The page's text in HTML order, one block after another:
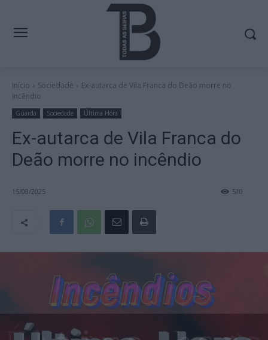
Início Sociedade
Ex-autarca de Vila Franca do Deão morre no
incêndio
Guarda Sociedade Última Hora
Ex-autarca de Vila Franca do
Deão morre no incêndio
15/08/2025 510